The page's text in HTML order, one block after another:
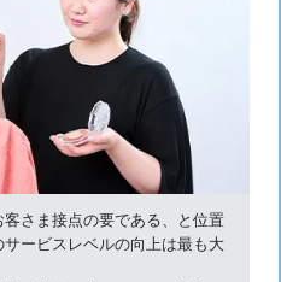
さま接点の要である、と位置
ービスレベルの向上は最も大